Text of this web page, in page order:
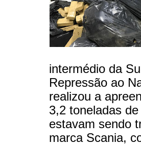
intermédio da
Repressão ao
realizou a
3,2 toneladas
estavam sendo
marca Scania,